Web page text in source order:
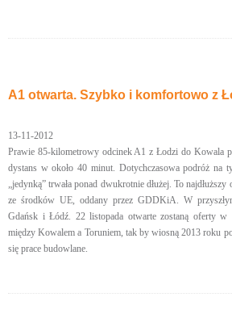
A1 otwarta. Szybko i komfortowo z
13-11-2012
Prawie 85-kilometrowy odcinek A1 z Łodzi do Kowala
dystans w około 40 minut. Dotychczasowa podróż na
„jedynką” trwała ponad dwukrotnie dłużej. To
ze środków UE, oddany przez GDDKiA. W
Gdańsk i Łódź. 22 listopada otwarte zostaną oferty w
między Kowalem a Toruniem, tak by wiosną 2013 roku
się prace budowlane.